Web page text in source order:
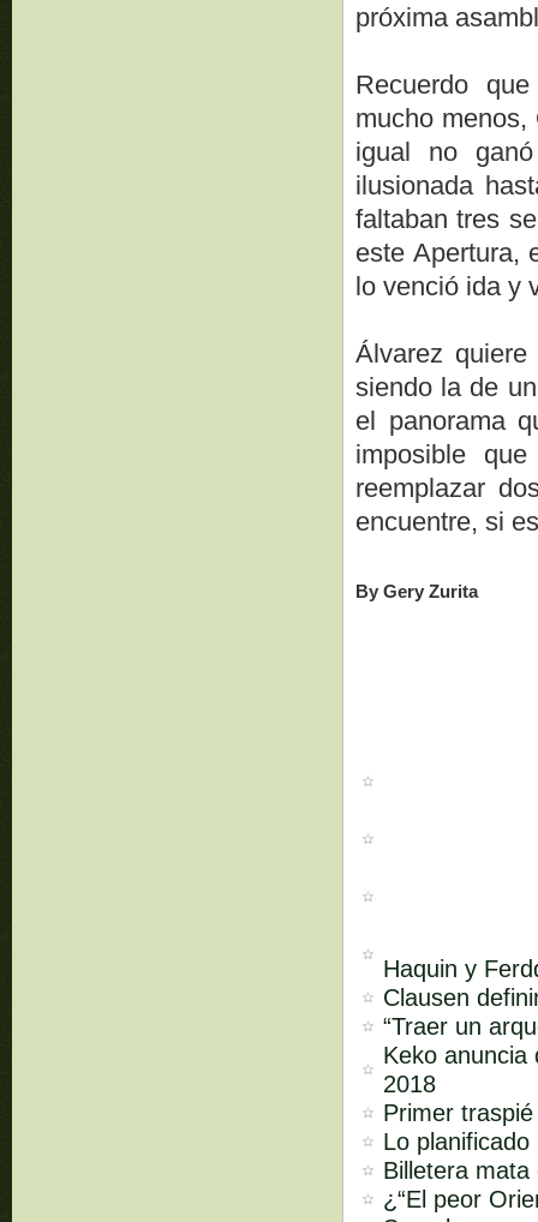
próxima
Recuerdo
mucho menos,
igual no
ilusionada
faltaban tres
este Apertura,
lo venció ida y
Álvarez
siendo la de
el panorama
imposible
reemplazar
encuentre, si
By Gery Zurita
Haquin y
Clausen
“Traer un
Keko anuncia
2018
Primer
Lo
Billetera mata
¿“El peor